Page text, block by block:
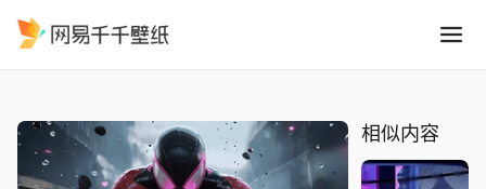
相似内容